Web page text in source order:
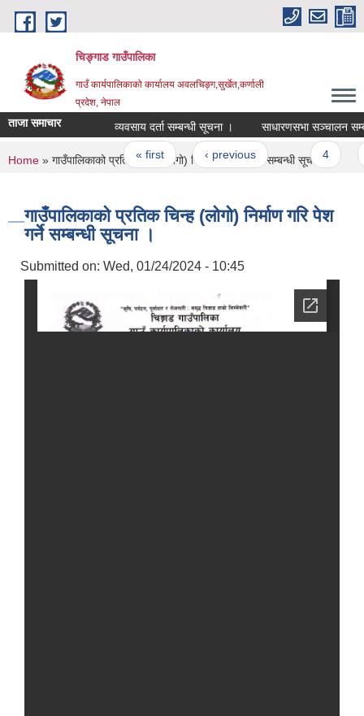
Skip to main content
चिङ्गाड गाउँपालिका
गाउँ कार्यपालिकाको कार्यालय अवलचिङ्ग,सुर्खेत,कर्णाली
प्रदेश, नेपाल
ताजा समाचार व्यवसाय दर्ता सम्बन्धी सूचना । साधारणसभा सञ्चालन
Pages
« first ‹ previous … 4
You are here
Home » गाउँपालिकाको प्रतिक चिन्ह (लोगो) निर्माण गरि पेश गर्ने सम्बन्धी सूचना ।
गाउँपालिकाको प्रतिक चिन्ह (लोगो) निर्माण गरि पेश
गर्ने सम्बन्धी सूचना ।
Submitted on: Wed, 01/24/2024 - 10:45